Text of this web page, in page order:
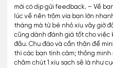
mới có dịp gửi feedback. – Về
lúc về nên trộm vía bạn lớn
tháng mà từ bé nhỏ xíu vây giờ
cũng dành đánh giá tốt cho việc
đầu. Chu đáo và cẩn thận để
thì các bạn tình cảm; thông
chăm chút 1 xíu sạch sẽ là như